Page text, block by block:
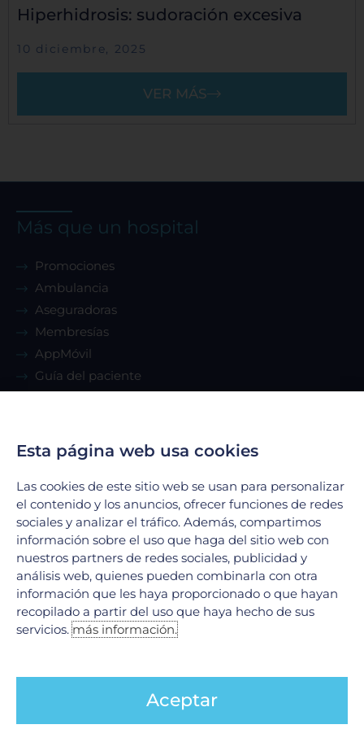
Hiperhidrosis: sudoración excesiva
10 diciembre, 2025
VER MÁS
Más que un hospital
Promociones
Ambulancia
Aseguradoras
Membresías
AppMóvil
Guía del paciente
Servicios
Urgencias
Laboratorio Clínico
Laboratorio de Biología Molecular
Hospitalización
Imagenología
Hemodinamia
Ver todos
Legales
Esta página web usa cookies
Las cookies de este sitio web se usan para personalizar
el contenido y los anuncios, ofrecer funciones de redes
sociales y analizar el tráfico. Además, compartimos
información sobre el uso que haga del sitio web con
nuestros partners de redes sociales, publicidad y
análisis web, quienes pueden combinarla con otra
información que les haya proporcionado o que hayan
recopilado a partir del uso que haya hecho de sus
servicios.más información.
Aceptar